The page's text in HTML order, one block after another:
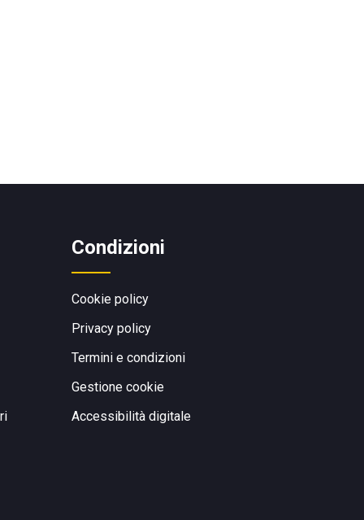
Condizioni
Cookie policy
Privacy policy
Termini e condizioni
Gestione cookie
Accessibilità digitale